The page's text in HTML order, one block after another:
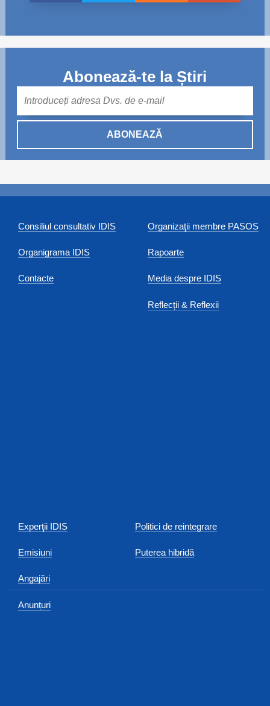
Abonează-te la Știri
ABONEAZĂ
Consiliul consultativ IDIS
Organigrama IDIS
Contacte
Organizaţii membre PASOS
Rapoarte
Media despre IDIS
Reflecții & Reflexii
Experţii IDIS
Emisiuni
Angajări
Anunțuri
Politici de reintegrare
Puterea hibridă